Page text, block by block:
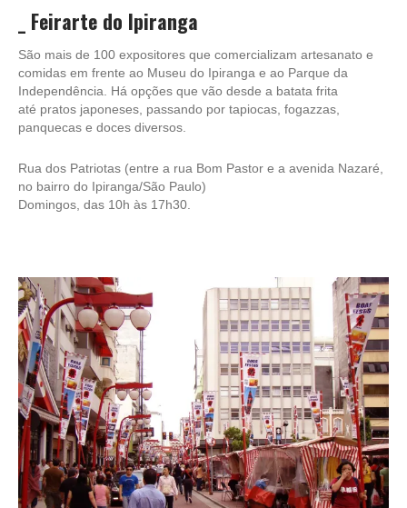
_ Feirarte do Ipiranga
São mais de 100 expositores que comercializam artesanato e
comidas em frente ao Museu do Ipiranga e ao Parque da
Independência. Há opções que vão desde a batata frita
até pratos japoneses, passando por tapiocas, fogazzas,
panquecas e doces diversos.
Rua dos Patriotas (entre a rua Bom Pastor e a avenida Nazaré,
no bairro do Ipiranga/São Paulo)
Domingos, das 10h às 17h30.